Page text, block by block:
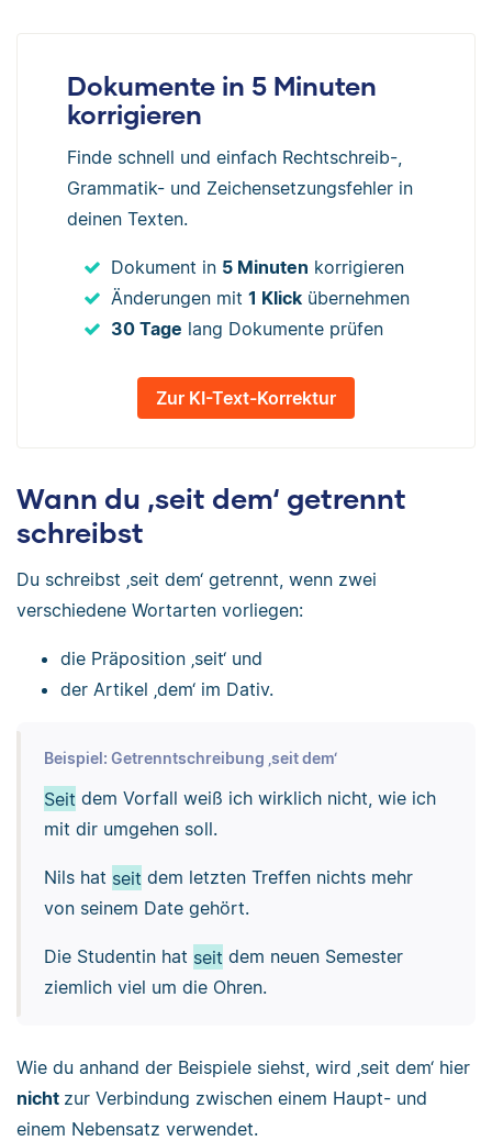
Dokumente in 5 Minuten
korrigieren
Finde schnell und einfach Rechtschreib-,
Grammatik- und Zeichensetzungsfehler in
deinen Texten.
Dokument in 5 Minuten korrigieren
Änderungen mit 1 Klick übernehmen
30 Tage lang Dokumente prüfen
Zur KI-Text-Korrektur
Wann du ‚seit dem‘ getrennt
schreibst
Du schreibst ‚seit dem‘ getrennt, wenn zwei
verschiedene Wortarten vorliegen:
die Präposition ‚seit‘ und
der Artikel ‚dem‘ im Dativ.
Beispiel: Getrenntschreibung ‚seit dem‘
Seit dem Vorfall weiß ich wirklich nicht, wie ich
mit dir umgehen soll.
Nils hat seit dem letzten Treffen nichts mehr
von seinem Date gehört.
Die Studentin hat seit dem neuen Semester
ziemlich viel um die Ohren.
Wie du anhand der Beispiele siehst, wird ‚seit dem‘ hier
nicht zur Verbindung zwischen einem Haupt- und
einem Nebensatz verwendet.